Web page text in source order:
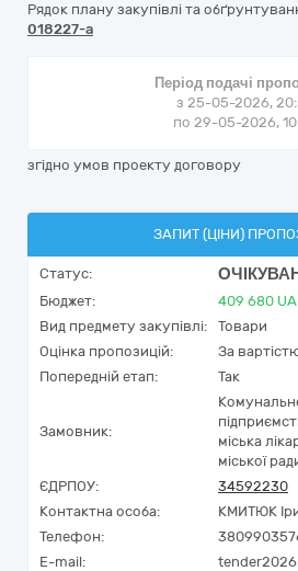
Рядок плану закупівлі та
018227-a
Період подачі
з 25-05-2026,
по 29-05-2026,
згідно умов проекту договору
ЗАПИТ (ЦІНИ)
Статус:
Бюджет: 409 680
Вид предмету закупівлі:
Товари
Оцінка пропозицій:
За
Попередній етап:
Так
Замовник:
міська
міської
ЄДРПОУ:
34592230
Контактна особа:
КМИТЮК
Телефон:
E-mail: